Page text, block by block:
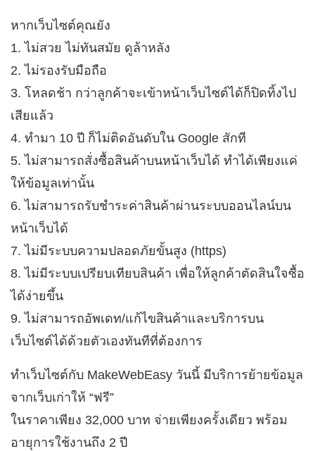
หากเว็บไซต์คุณยัง
1. ไม่สวย ไม่ทันสมัย ดูล้าหลัง
2. ไม่รองรับมือถือ
3. โหลดช้า กว่าลูกค้าจะเข้าหน้าเว็บไซต์ได้ก็ปิดทิ้งไป
เสียแล้ว
4. ทำมา 10 ปี ก็ไม่ติดอันดับใน Google สักที
5. ไม่สามารถสั่งซื้อสินค้าบนหน้าเว็บได้ ทำได้เพียงแค่
ให้ข้อมูลเท่านั้น
6. ไม่สามารถรับชำระค่าสินค้าผ่านระบบออนไลน์บน
หน้าเว็บได้
7. ไม่มีระบบความปลอดภัยขั้นสูง (https)
8. ไม่มีระบบเปรียบเทียบสินค้า เพื่อให้ลูกค้าตัดสินใจซื้อ
ได้ง่ายขึ้น
9. ไม่สามารถอัพเดท/แก้ไขสินค้าและบริการบน
เว็บไซต์ได้ด้วยตัวเองทันทีที่ต้องการ
ทำเว็บไซต์กับ MakeWebEasy วันนี้ มีบริการย้ายข้อมูล
จากเว็บเก่าให้ “ฟรี”
ในราคาเพียง 32,000 บาท จ่ายเพียงครั้งเดียว พร้อม
อายุการใช้งานถึง 2 ปี